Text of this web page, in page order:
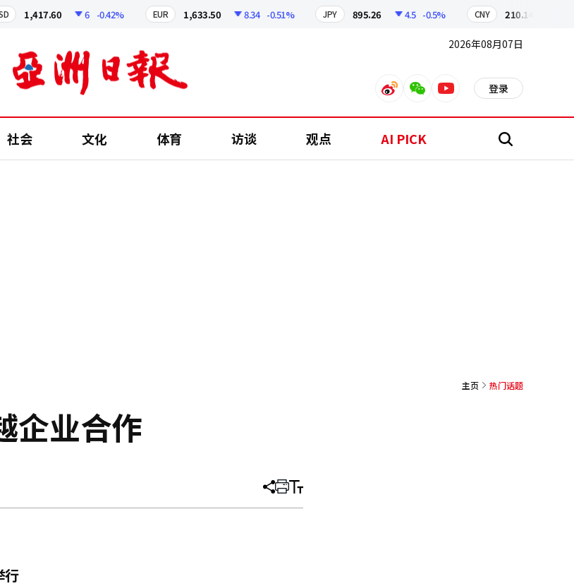
1,417.60 -0.42% EUR 1,633.50 8.34 -0.51% JPY 895.26 4.5 -0.5% CNY 210.14
2026年08月07日
weiboweixinyoutube 登录
社会 文化 体育 访谈 观点 AI PICK 搜
主页 热门话题
企业合作
分
文
打 调
大
行